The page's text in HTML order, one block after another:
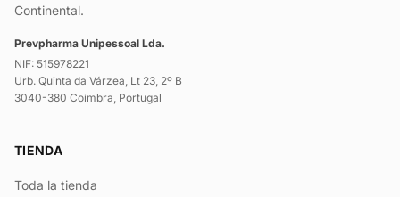
Continental.
Prevpharma Unipessoal Lda.
NIF: 515978221
Urb. Quinta da Várzea, Lt 23, 2º B
3040-380 Coimbra, Portugal
TIENDA
Toda la tienda